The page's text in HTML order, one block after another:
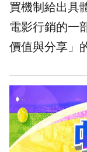
買機制給出具
電影行銷的一
價值與分享」